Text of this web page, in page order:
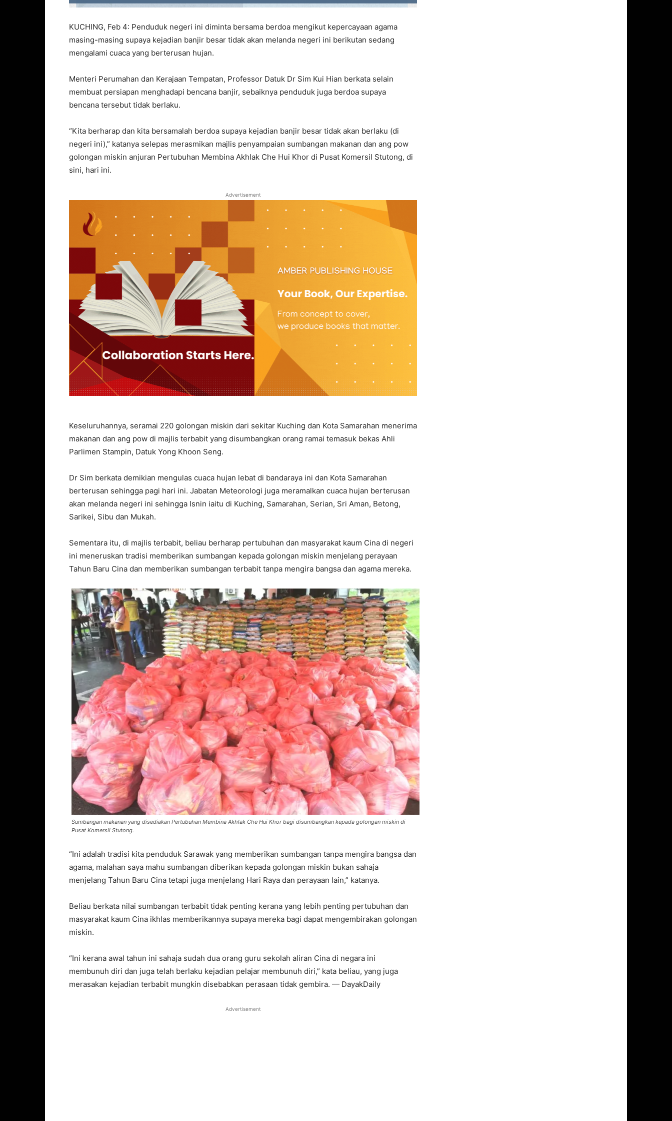
KUCHING, Feb 4: Penduduk negeri ini diminta bersama berdoa mengikut kepercayaan agama
masing-masing supaya kejadian banjir besar tidak akan melanda negeri ini berikutan sedang
mengalami cuaca yang berterusan hujan.
Menteri Perumahan dan Kerajaan Tempatan, Professor Datuk Dr Sim Kui Hian berkata selain
membuat persiapan menghadapi bencana banjir, sebaiknya penduduk juga berdoa supaya
bencana tersebut tidak berlaku.
“Kita berharap dan kita bersamalah berdoa supaya kejadian banjir besar tidak akan berlaku (di
negeri ini),” katanya selepas merasmikan majlis penyampaian sumbangan makanan dan ang pow
golongan miskin anjuran Pertubuhan Membina Akhlak Che Hui Khor di Pusat Komersil Stutong, di
sini, hari ini.
Advertisement
Keseluruhannya, seramai 220 golongan miskin dari sekitar Kuching dan Kota Samarahan menerima
makanan dan ang pow di majlis terbabit yang disumbangkan orang ramai temasuk bekas Ahli
Parlimen Stampin, Datuk Yong Khoon Seng.
Dr Sim berkata demikian mengulas cuaca hujan lebat di bandaraya ini dan Kota Samarahan
berterusan sehingga pagi hari ini. Jabatan Meteorologi juga meramalkan cuaca hujan berterusan
akan melanda negeri ini sehingga Isnin iaitu di Kuching, Samarahan, Serian, Sri Aman, Betong,
Sarikei, Sibu dan Mukah.
Sementara itu, di majlis terbabit, beliau berharap pertubuhan dan masyarakat kaum Cina di negeri
ini meneruskan tradisi memberikan sumbangan kepada golongan miskin menjelang perayaan
Tahun Baru Cina dan memberikan sumbangan terbabit tanpa mengira bangsa dan agama mereka.
Sumbangan makanan yang disediakan Pertubuhan Membina Akhlak Che Hui Khor bagi disumbangkan kepada golongan miskin di
Pusat Komersil Stutong.
“Ini adalah tradisi kita penduduk Sarawak yang memberikan sumbangan tanpa mengira bangsa dan
agama, malahan saya mahu sumbangan diberikan kepada golongan miskin bukan sahaja
menjelang Tahun Baru Cina tetapi juga menjelang Hari Raya dan perayaan lain,” katanya.
Beliau berkata nilai sumbangan terbabit tidak penting kerana yang lebih penting pertubuhan dan
masyarakat kaum Cina ikhlas memberikannya supaya mereka bagi dapat mengembirakan golongan
miskin.
“Ini kerana awal tahun ini sahaja sudah dua orang guru sekolah aliran Cina di negara ini
membunuh diri dan juga telah berlaku kejadian pelajar membunuh diri,” kata beliau, yang juga
merasakan kejadian terbabit mungkin disebabkan perasaan tidak gembira. — DayakDaily
Advertisement